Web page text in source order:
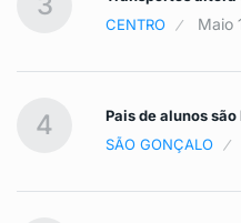
CENTRO
Maio
4
Pais de alunos
SÃO GONÇALO